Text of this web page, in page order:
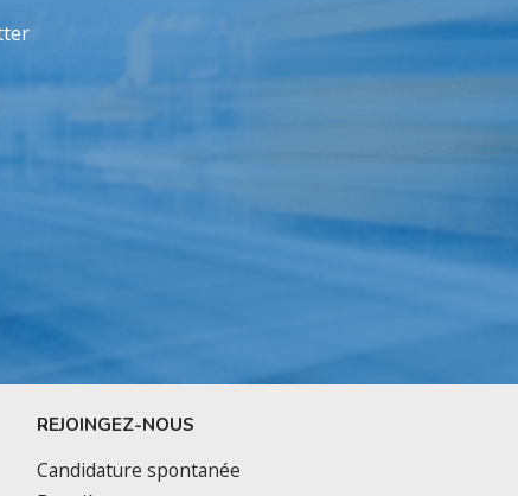
REJOINGEZ-NOUS
Candidature spontanée